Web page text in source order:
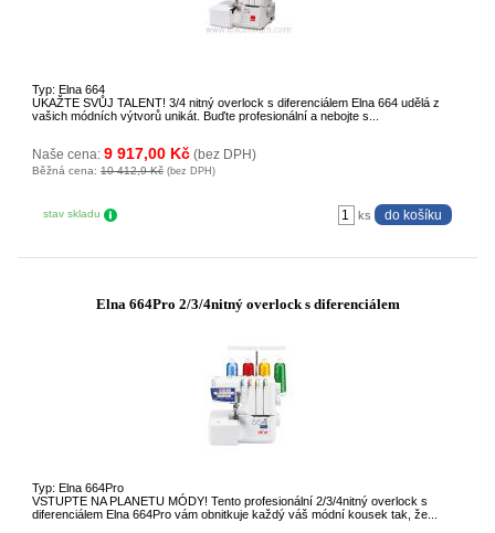
Typ: Elna 664
UKAŽTE SVŮJ TALENT! 3/4 nitný overlock s diferenciálem Elna 664 udělá z
vašich módních výtvorů unikát. Buďte profesionální a nebojte s...
Naše cena: 9 917,00 Kč (bez DPH)
Běžná cena: 10 412,9 Kč (bez DPH)
stav skladu ks
Elna 664Pro 2/3/4nitný overlock s diferenciálem
Typ: Elna 664Pro
VSTUPTE NA PLANETU MÓDY! Tento profesionální 2/3/4nitný overlock s
diferenciálem Elna 664Pro vám obnitkuje každý váš módní kousek tak, že...